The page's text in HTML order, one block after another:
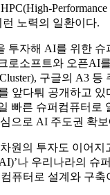
Performance
노력의 일환이다.
투자해 AI를 위한
로소프트와 오픈AI
Cluster), 구글의 A3
앞다퉈 공개하고 있
빠른 슈퍼컴퓨터로
으로 AI 주도권 확
원의 투자도 이어지
나 우리나라의 슈
퓨터로 설계와 구축